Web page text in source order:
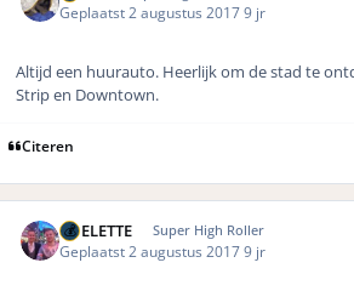
Geplaatst 2 augustus 20179 jr
Altijd een huurauto. Heerlijk om de stad te
Strip en Downtown.
Citeren
ROELETTE Super High Roller
Geplaatst 2 augustus 20179 jr